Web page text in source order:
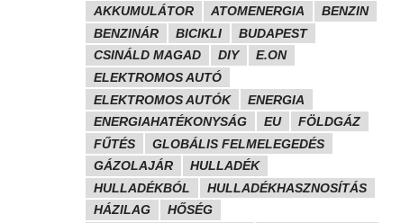
AKKUMULÁTOR ATOMENERGIA
BENZIN
BENZINÁR
BICIKLI
BUDAPEST
CSINÁLD MAGAD
DIY
E.ON
ELEKTROMOS AUTÓ
ELEKTROMOS AUTÓK
ENERGIA
ENERGIAHATÉKONYSÁG
EU
FÖLDGÁZ
FŰTÉS
GLOBÁLIS FELMELEGEDÉS
GÁZOLAJÁR
HULLADÉK
HULLADÉKBÓL
HULLADÉKHASZNOSÍTÁS
HÁZILAG
HŐSÉG